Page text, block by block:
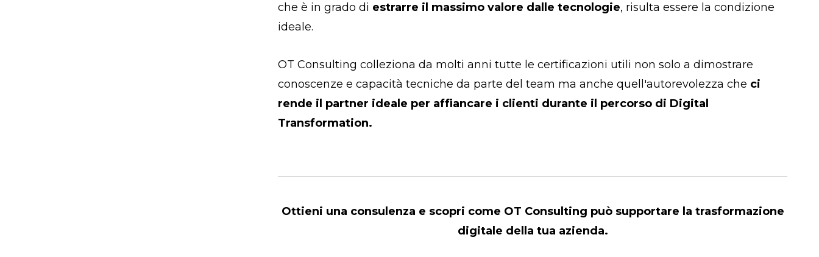
che è in grado di estrarre il massimo valore dalle tecnologie, risulta essere la condizione
ideale.
OT Consulting colleziona da molti anni tutte le certificazioni utili non solo a dimostrare
conoscenze e capacità tecniche da parte del team ma anche quell'autorevolezza che ci
rende il partner ideale per affiancare i clienti durante il percorso di Digital
Transformation.
Ottieni una consulenza e scopri come OT Consulting può supportare la trasformazione
digitale della tua azienda.